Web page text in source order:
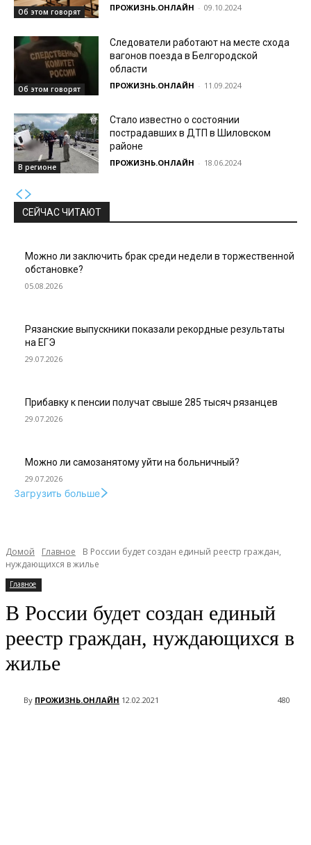
Об этом говорят ПРОЖИЗНЬ.ОНЛАЙН - 09.10.2024
Об этом говорят
Следователи работают на месте схода
вагонов поезда в Белгородской
области
ПРОЖИЗНЬ.ОНЛАЙН - 11.09.2024
В регионе
Стало известно о состоянии
пострадавших в ДТП в Шиловском
районе
ПРОЖИЗНЬ.ОНЛАЙН - 18.06.2024
СЕЙЧАС ЧИТАЮТ
Можно ли заключить брак среди недели в торжественной
обстановке?
05.08.2026
Рязанские выпускники показали рекордные результаты
на ЕГЭ
29.07.2026
Прибавку к пенсии получат свыше 285 тысяч рязанцев
29.07.2026
Можно ли самозанятому уйти на больничный?
29.07.2026
Загрузить больше